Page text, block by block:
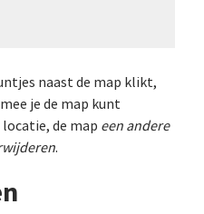
naast de map klikt,
je de map kunt
de map een andere
.